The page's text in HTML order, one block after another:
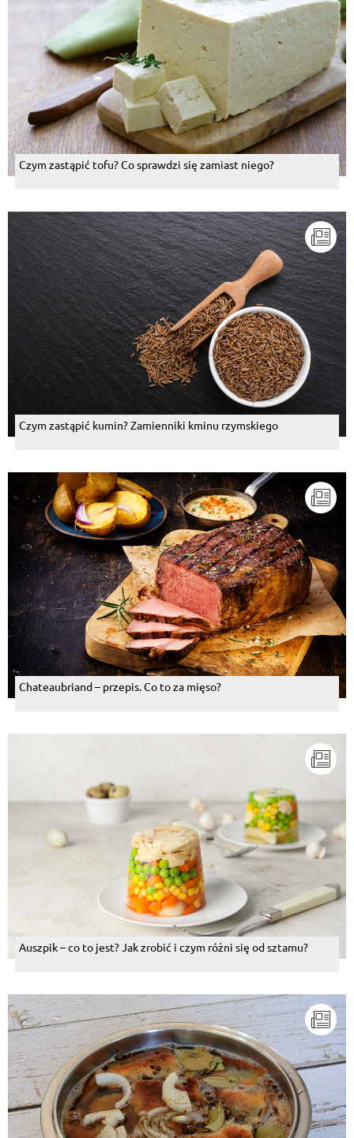
klasyka, wczoraj także robiłam ;) koniecznie z mizerią
Odpowiedz
Sylwia Izabela Rokita, 18.11.2015
ja dzis robię, mięso jajko, bułka cebula czosnek sól
pieprz i wystarczy kotlety znikną w oku mgnienia
Odpowiedz
Aneta Koźbiał Grabowska, 18.11.2015
Odpowiedz
Miroslawa Kubiak, 18.11.2015
Wolę bez polepszaczy
Odpowiedz
Grazyna Szymuk, 18.11.2015
Lubię takie kotleciki...........
Odpowiedz
Mez Zia, 18.11.2015
Sarcia Abii
Kazimierz H Kozłowski, 17.11.2015
No i skwarki oraz kopererku bardzo dużo i zsiadłe
mleczko.
Odpowiedz
Piotr Gasior, 17.11.2015
Mielone nie były takie malutkie ......konkretne i dobrze
przyprawione wołowy -wieprzowe dużo cebuli i
czosnku ....i pieprz
Odpowiedz
Piotr Gasior, 17.11.2015
Przed MC Donalds taka wersja była mielony pikantny
z KECZUPEM w chlebie i ogórek kiszony do ręki ....to
chamburger po prostu szybka przekąska na żniwach
w polu posiłek polowy napój kawa zborzowa bez
cukru.....na upał....
Odpowiedz
Piotr Gasior , 17.11.2015
Groszek i marchewka to tylko małe dxieci bo to
słodkie i mdle
Odpowiedz
Spróbowałem wszystkich wariantów smakowych i
dokonałem wyboru w zimie kapusta zasmazana a w
lecie mizeria buraki tez tylko w niedziele a pomidory z
cebulką i śmietaną to nikt nie powiedział .....na wsi
takie przepisy są ......dobry ogórek kiszone tez.....
Odpowiedz
Rafał Bijowski, 17.11.2015
A ja lubię tradycyjne - bez chemicznych proszków i
ulepszaczy
Czym zastąpić tofu? Co sprawdzi się zamiast niego?
Czym zastąpić kumin? Zamienniki kminu rzymskiego
Chateaubriand – przepis. Co to za mięso?
Auszpik – co to jest? Jak zrobić i czym różni się od sztamu?